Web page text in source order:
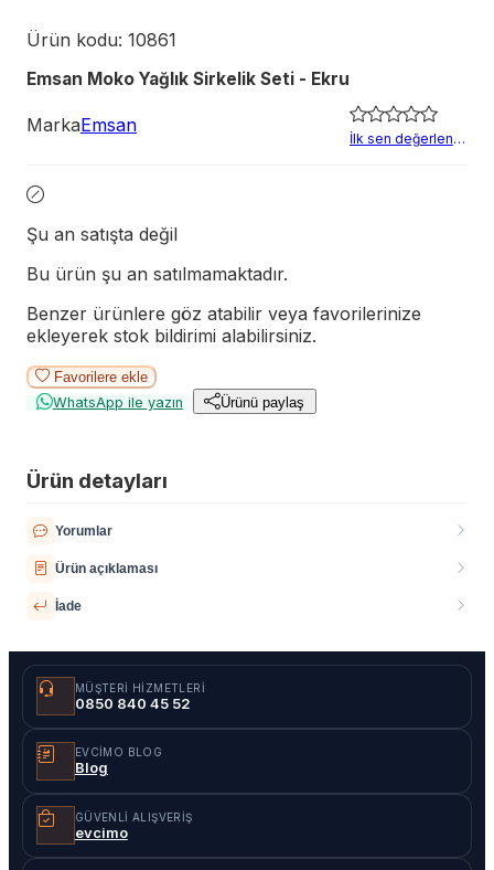
Ürün kodu: 10861
Emsan Moko Yağlık Sirkelik Seti - Ekru
MarkaEmsan
İlk sen değerlendir
Şu an satışta değil
Bu ürün şu an satılmamaktadır.
Benzer ürünlere göz atabilir veya favorilerinize
ekleyerek stok bildirimi alabilirsiniz.
Favorilere ekle
WhatsApp ile yazın
Ürünü paylaş
Ürün detayları
Yorumlar
Ürün açıklaması
İade
MÜŞTERI HIZMETLERI
0850 840 45 52
EVCIMO BLOG
Blog
GÜVENLI ALIŞVERIŞ
evcimo